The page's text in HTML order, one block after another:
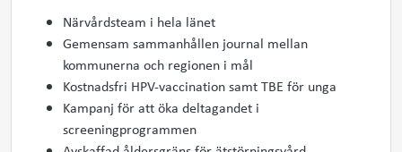
Närvårdsteam i hela länet
Gemensam sammanhållen journal mellan
kommunerna och regionen i mål
Kostnadsfri HPV-vaccination samt TBE för unga
Kampanj för att öka deltagandet i
screeningprogrammen